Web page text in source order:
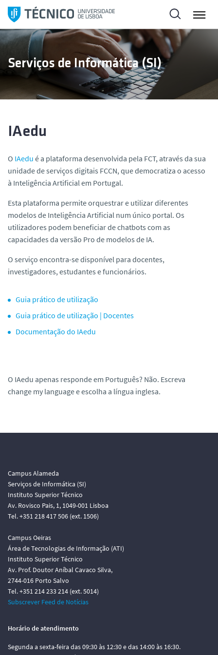
l
t
p
a
Serviços de Informática (SI)
IAedu
O IAedu é a plataforma desenvolvida pela FCT, através da sua
unidade de serviços digitais FCCN, que democratiza o acesso
à Inteligência Artificial em Portugal.
Esta plataforma permite orquestrar e utilizar diferentes
modelos de Inteligência Artificial num único portal. Os
utilizadores podem beneficiar dechatbots com as
capacidades da versão Pro de modelos de IA.
O serviço encontra-se disponível para docentes,
investigadores, estudantes e funcionários.
Guia prático de utilização
Guia prático de utilização | Docentes
Documentação do IAedu
O IAedu apenas responde em Português? Não. Escreva
change my languagee escolha a língua inglesa.
Campus Alameda
Serviços de Informática (SI)
Instituto Superior Técnico
Av. Rovisco Pais, 1, 1049-001 Lisboa
Tel. +351 218 417 506 (ext. 1506)
Campus Oeiras
Área de Tecnologias de Informação (ATI)
Instituto Superior Técnico
Av. Prof. Doutor Aníbal Cavaco Silva,
2744-016 Porto Salvo
Tel. +351 214 233 214 (ext. 5014)
Subscrever Feed de Notícias
Horário de atendimento
Segunda a sexta-feira das 09:30 às 12:30 e das 14:00 às 16:30.